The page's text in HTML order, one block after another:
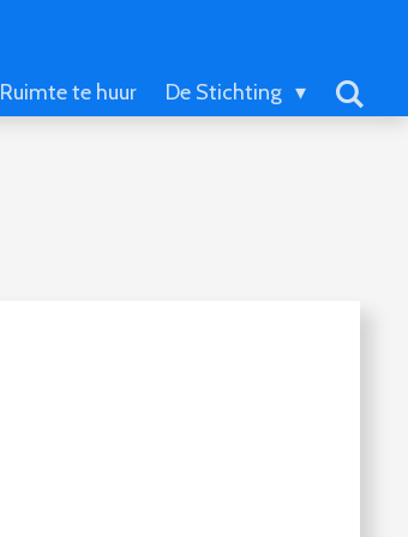
Ruimte te huur De Stichting